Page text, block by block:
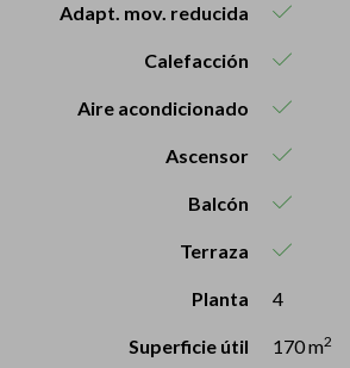
Adapt. mov. reducida
Calefacción
Aire acondicionado
Ascensor
Balcón
Terraza
Planta 4
Superficie útil 170 m2